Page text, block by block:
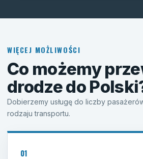
WIĘCEJ MOŻLIWOŚCI
Co możemy
drodze do
Dobierzemy usługę do liczby
rodzaju transportu.
01